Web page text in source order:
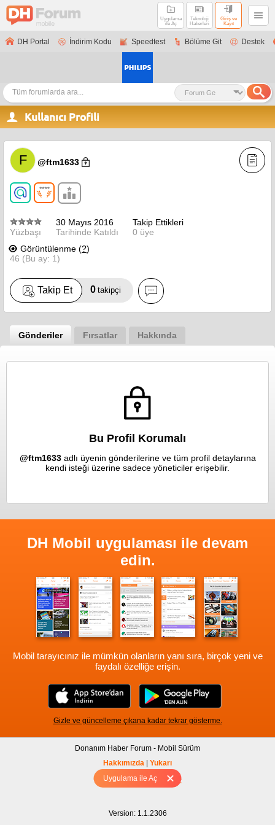
Uygulama
ile Aç
Uygulama ile Aç
Teknoloji
Haberleri
Giriş ve
Kayıt
DH Portal İndirim Kodu Speedtest Bölüme Git Destek
Kullanıcı Profili
F @ftm1633
Yüzbaşı
30 Mayıs 2016
Tarihinde Katıldı
Takip Ettikleri
0 üye
Görüntülenme (?)
46 (Bu ay: 1)
Takip Et 0 takipçi
Gönderiler Fırsatlar Hakkında
Bu Profil Korumalı
@ftm1633adlı üyenin gönderilerine ve tüm profil detaylarına
kendi isteği üzerine sadece yöneticiler erişebilir.
DH Mobil uygulaması ile devam
edin.
Mobil tarayıcınız ile mümkün olanların yanı sıra, birçok yeni ve
faydalı özelliğe erişin.
Gizle ve güncelleme çıkana kadar tekrar gösterme.
Donanım Haber Forum - Mobil Sürüm
Hakkımızda | Yukarı
Tam sürüm için Tıklayınız
Version: 1.1.2306